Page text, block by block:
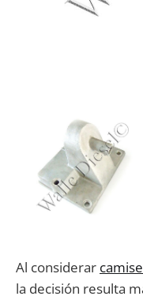
Al considerar
la decisión resulta